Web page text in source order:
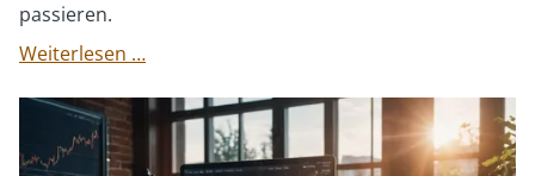
passieren.
Weiterlesen …Quartalsrückblick
2023